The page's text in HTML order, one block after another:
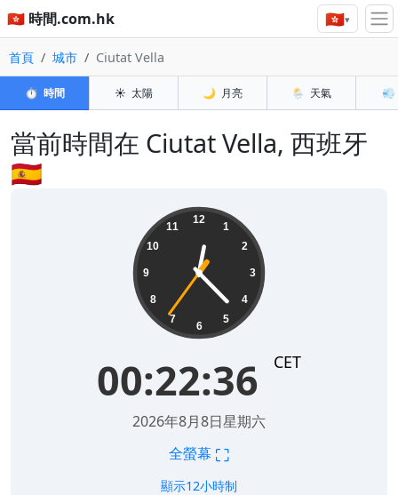
🇭🇰 時間.com.hk 🇭🇰▾
首頁 城市 Ciutat Vella
⏱️ 時間 ☀️ 太陽 🌙 月亮 🌦️ 天氣 💨
當前時間在 Ciutat Vella, 西班牙
🇪🇸
12
1
2
3
4
5
6
7
8
9
10
11
00:22:36 CET
2026年8月8日星期六
全螢幕 ⛶
顯示12小時制